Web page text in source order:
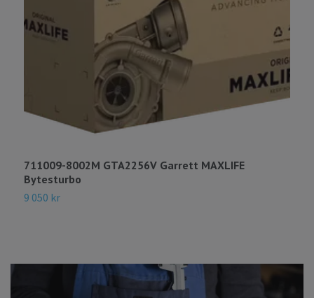
711009-8002M GTA2256V Garrett MAXLIFE
Bytesturbo
9 050 kr